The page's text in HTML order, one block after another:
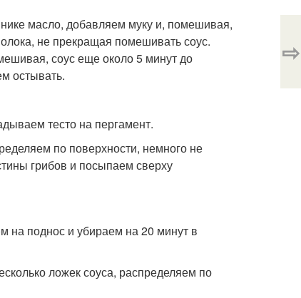
масло, добавляем муку и, помешивая,
не прекращая помешивать соус.
соус еще около 5 минут до
остывать.
тесто на пергамент.
по поверхности, немного не
грибов и посыпаем сверху
на поднос и убираем на 20 минут в
ложек соуса, распределяем по
⇨